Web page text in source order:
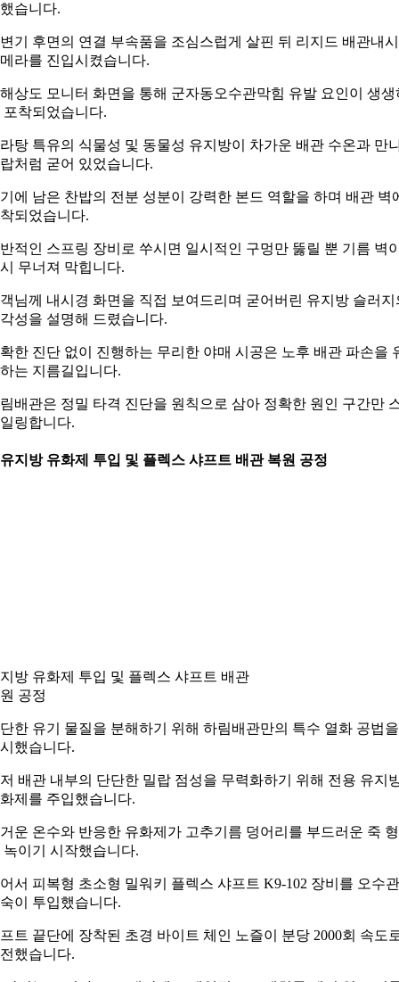
습니다.
기 후면의 연결 부속품을 조심스럽게 살핀 뒤 리지드 배관내
라를 진입시켰습니다.
상도 모니터 화면을 통해 군자동오수관막힘 유발 요인이 생생
포착되었습니다.
탕 특유의 식물성 및 동물성 유지방이 차가운 배관 수온과 만
처럼 굳어 있었습니다.
에 남은 찬밥의 전분 성분이 강력한 본드 역할을 하며 배관 벽
되었습니다.
적인 스프링 장비로 쑤시면 일시적인 구멍만 뚫릴 뿐 기름 벽
무너져 막힙니다.
님께 내시경 화면을 직접 보여드리며 굳어버린 유지방 슬러지
성을 설명해 드렸습니다.
한 진단 없이 진행하는 무리한 야매 시공은 노후 배관 파손을
는 지름길입니다.
배관은 정밀 타격 진단을 원칙으로 삼아 정확한 원인 구간만
링합니다.
지방 유화제 투입 및 플렉스 샤프트 배관 복원 공정
방 유화제 투입 및 플렉스 샤프트 배관
공정
한 유기 물질을 분해하기 위해 하림배관만의 특수 열화 공법을
했습니다.
배관 내부의 단단한 밀랍 점성을 무력화하기 위해 전용 유지
제를 주입했습니다.
운 온수와 반응한 유화제가 고추기름 덩어리를 부드러운 죽
녹이기 시작했습니다.
서 피복형 초소형 밀워키 플렉스 샤프트 K9-102 장비를 오수관
이 투입했습니다.
트 끝단에 장착된 초경 바이트 체인 노즐이 분당 2000회 속도
했습니다.